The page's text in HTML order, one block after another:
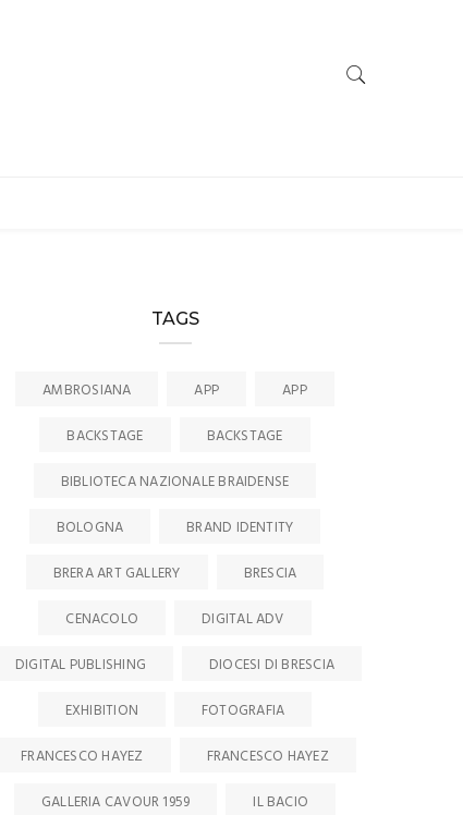
TAGS
AMBROSIANA APP
APP
BACKSTAGE
BACKSTAGE
BIBLIOTECA NAZIONALE BRAIDENSE
BOLOGNA
BRAND IDENTITY
BRERA ART GALLERY
BRESCIA
CENACOLO
DIGITAL ADV
DIGITAL PUBLISHING
DIOCESI DI BRESCIA
EXHIBITION
FOTOGRAFIA
FRANCESCO HAYEZ
FRANCESCO HAYEZ
GALLERIA CAVOUR 1959
IL BACIO